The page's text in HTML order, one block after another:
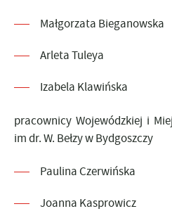
Małgorzata Bieganowska
Arleta Tuleya
Izabela Klawińska
pracownicy Wojewódzkiej i
im dr. W. Bełzy w Bydgoszczy
Paulina Czerwińska
Joanna Kasprowicz